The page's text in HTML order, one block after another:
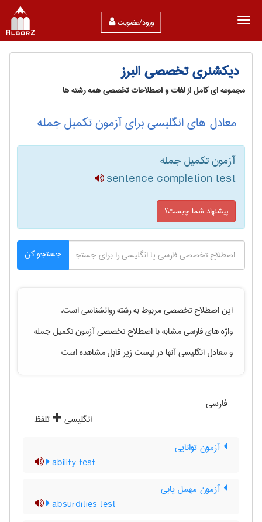
ورود/عضویت
دیکشنری تخصصی البرز
مجموعه ای کامل از لغات و اصطلاحات تخصصی همه رشته ها
معادل های انگلیسی برای آزمون تکمیل جمله
آزمون تکمیل جمله
sentence completion test
پیشنهاد شما چیست؟
جستجو کن
این اصطلاح تخصصی مربوط به رشتهروانشناسیاست.
واژه های فارسی مشابه با اصطلاح تخصصیآزمون تکمیل جمله
و معادل انگلیسی آنها در لیست زیر قابل مشاهده است
فارسی
انگلیسی
تلفظ
آزمون توانایی
ability test
آزمون مهمل یابی
absurdities test